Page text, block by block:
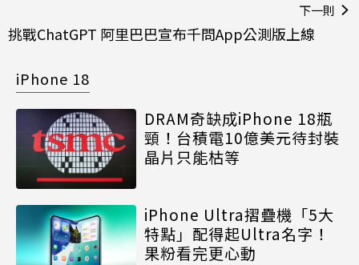
下一則
挑戰ChatGPT 阿里巴巴宣布千問App公測版上線
iPhone 18
DRAM奇缺成iPhone 18瓶
頸！台積電10億美元待封裝
晶片只能枯等
iPhone Ultra摺疊機「5大
特點」配得起Ultra名字！
果粉看完更心動